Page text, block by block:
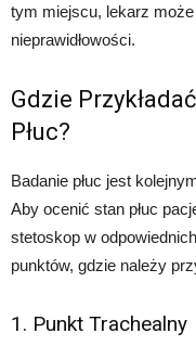
tym miejscu, lekarz
nieprawidłowości.
Gdzie
Płuc?
Badanie płuc jest
Aby ocenić stan płuc
stetoskop w
punktów, gdzie należy
1. Punkt Trachealny